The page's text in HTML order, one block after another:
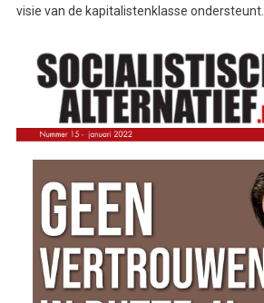
visie van de kapitalistenklasse ondersteunt.